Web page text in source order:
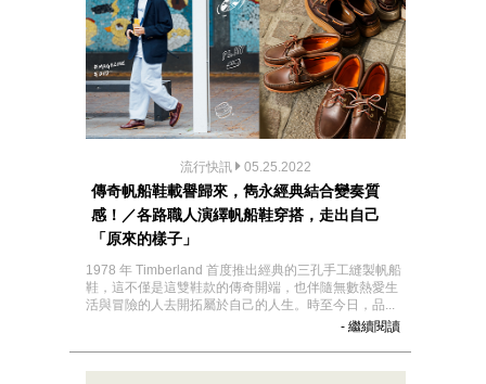
流行快訊 05.25.2022
傳奇帆船鞋載譽歸來，雋永經典結合變奏質
感！／各路職人演繹帆船鞋穿搭，走出自己
「原來的樣子」
1978 年 Timberland 首度推出經典的三孔手工縫製帆船
鞋，這不僅是這雙鞋款的傳奇開端，也伴隨無數熱愛生
活與冒險的人去開拓屬於自己的人生。時至今日，品...
- 繼續閱讀